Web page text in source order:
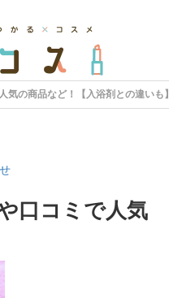
の商品など！【入浴剤との違いも】
口コミで人気